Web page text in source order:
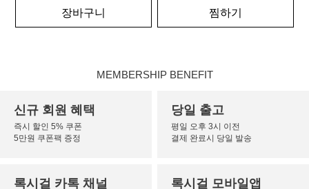
장바구니 찜하기
MEMBERSHIP BENEFIT
신규 회원 혜택
즉시 할인 5% 쿠폰
5만원 쿠폰팩 증정
당일 출고
평일 오후 3시 이전
결제 완료시 당일 발송
록시걸 카톡 채널 록시걸 모바일앱